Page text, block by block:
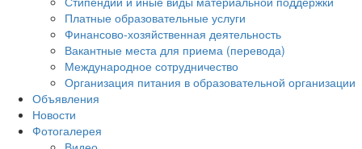
Платные образовательные услуги
Финансово-хозяйственная деятельность
Вакантные места для приема (перевода)
Международное сотрудничество
Организация питания в образовательной организации
Объявления
Новости
Фотогалерея